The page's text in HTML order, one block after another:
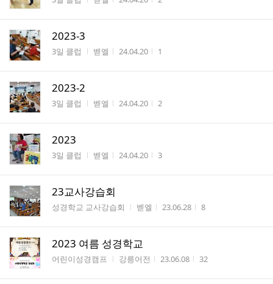
2023-3
게시판명
3일 클럽 작성자
벧엘 작성시간
24.04.20 조회수
1
2023-2
게시판명
3일 클럽 작성자
벧엘 작성시간
24.04.20 조회수
2
2023
게시판명
3일 클럽 작성자
벧엘 작성시간
24.04.20 조회수
3
23교사강습회
게시판명
성경학교 교사강습회 작성자
벧엘 작성시간
23.06.28 조회수
8
2023 여름 성경학교
게시판명
어린이성경캠프 작성자
강릉어전 작성시간
23.06.08 조회수
32